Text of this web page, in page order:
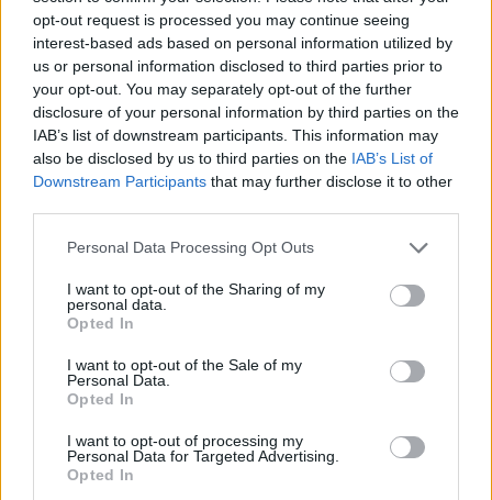
opt-out request is processed you may continue seeing
interest-based ads based on personal information utilized by
us or personal information disclosed to third parties prior to
your opt-out. You may separately opt-out of the further
disclosure of your personal information by third parties on the
IAB’s list of downstream participants. This information may
also be disclosed by us to third parties on the IAB’s List of
Downstream Participants that may further disclose it to other
Personal Data Processing Opt Outs
I want to opt-out of the Sharing of my
personal data.
Opted In
I want to opt-out of the Sale of my
Personal Data.
Opted In
I want to opt-out of processing my
Personal Data for Targeted Advertising.
Opted In
Ajax groeit onder Míchel, maar transfermarkt
blijft cruciaal
Ajax-talent Mohamed Abdalla schrijft Europese
geschiedenis
de basis bij FC Barcelona
Ouazane met Lionel Messi
Ajax zet grote stap richting volgende ronde na
ruime zege op Vojvodina
Dusan Tadic kijkt met bijzondere gevoelens naar
Ajax - Vojvodina